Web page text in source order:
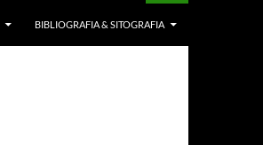
BIBLIOGRAFIA & SITOGRAFIA